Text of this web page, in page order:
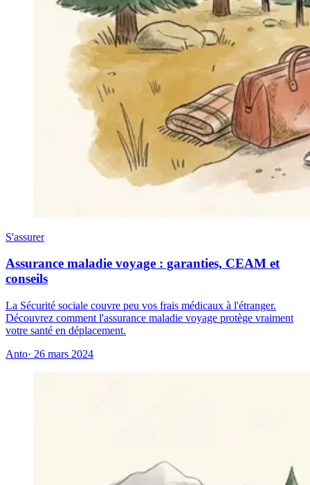
S'assurer
Assurance maladie voyage : garanties, CEAM et
conseils
La Sécurité sociale couvre peu vos frais médicaux à l'étranger.
Découvrez comment l'assurance maladie voyage protège vraiment
votre santé en déplacement.
Anto· 26 mars 2024